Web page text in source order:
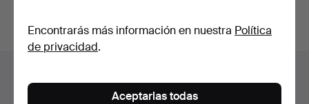
en
Contacta con el servicio de atención al cliente
Encontrarás más información en nuestra Política
de privacidad.
Aceptarlas todas